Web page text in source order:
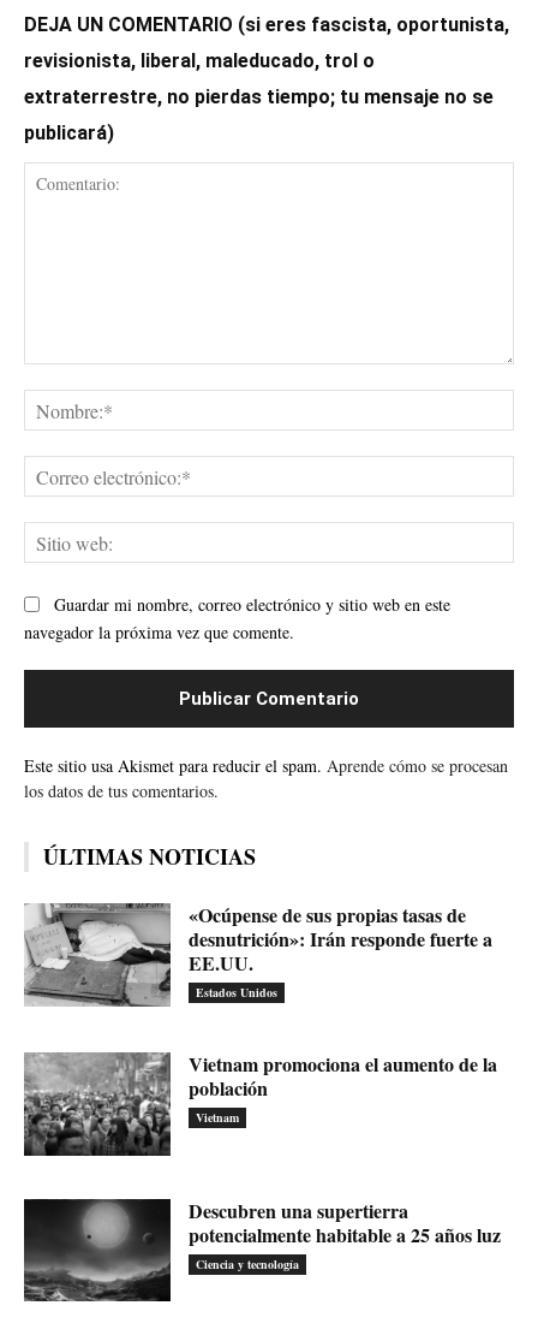
DEJA UN COMENTARIO (si eres fascista, oportunista,
revisionista, liberal, maleducado, trol o
extraterrestre, no pierdas tiempo; tu mensaje no se
publicará)
Guardar mi nombre, correo electrónico y sitio web en este
navegador la próxima vez que comente.
Este sitio usa Akismet para reducir el spam. Aprende cómo se procesan
los datos de tus comentarios.
ÚLTIMAS NOTICIAS
«Ocúpense de sus propias tasas de
desnutrición»: Irán responde fuerte a
EE.UU.
Estados Unidos
Vietnam promociona el aumento de la
población
Vietnam
Descubren una supertierra
potencialmente habitable a 25 años luz
Ciencia y tecnología